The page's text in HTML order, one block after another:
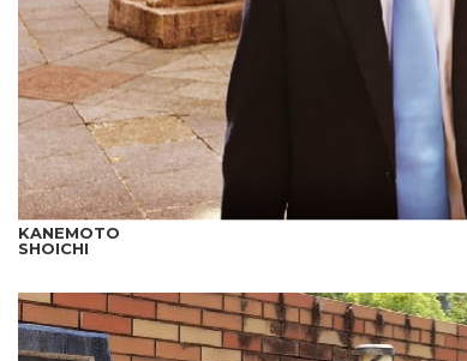
KANEMOTO
SHOICHI